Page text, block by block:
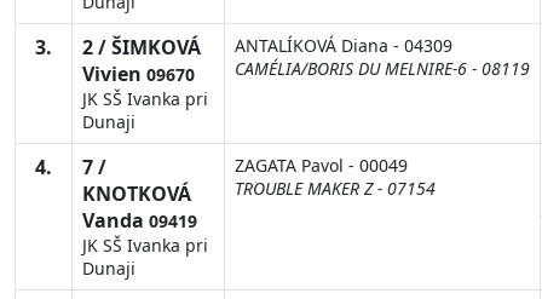
3.
2 / ŠIMKOVÁ
Vivien 09670
JK SŠ Ivanka pri
Dunaji
ANTALÍKOVÁ Diana - 04309
CAMÉLIA/BORIS DU MELNIRE-6 - 08119
4.
7 /
KNOTKOVÁ
Vanda 09419
JK SŠ Ivanka pri
Dunaji
ZAGATA Pavol - 00049
TROUBLE MAKER Z - 07154